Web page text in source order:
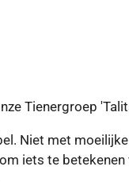
Tienergroep
Niet met
iets te